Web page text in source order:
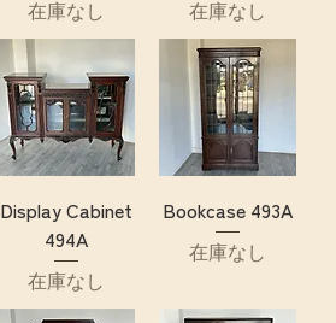
在庫なし 在庫なし
Display Cabinet
494A
在庫なし
Bookcase 493A
在庫なし